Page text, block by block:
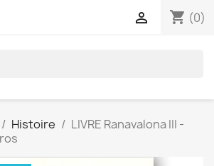
shopping_cart (0)

Histoire
LIVRE Ranavalona III -